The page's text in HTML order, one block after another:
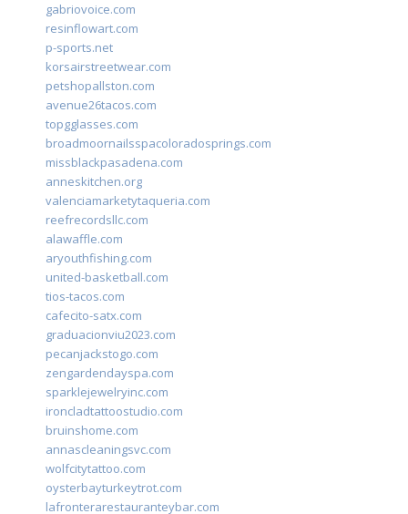
gabriovoice.com
resinflowart.com
p-sports.net
korsairstreetwear.com
petshopallston.com
avenue26tacos.com
topgglasses.com
broadmoornailsspacoloradosprings.com
missblackpasadena.com
anneskitchen.org
valenciamarketytaqueria.com
reefrecordsllc.com
alawaffle.com
aryouthfishing.com
united-basketball.com
tios-tacos.com
cafecito-satx.com
graduacionviu2023.com
pecanjackstogo.com
zengardendayspa.com
sparklejewelryinc.com
ironcladtattoostudio.com
bruinshome.com
annascleaningsvc.com
wolfcitytattoo.com
oysterbayturkeytrot.com
lafronterarestauranteybar.com